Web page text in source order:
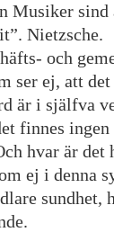
Musiker sind
”. Nietzsche.
- och
ser ej, att det
är i själfva
finnes ingen
hvar är det
ej i denna
sundhet,
.